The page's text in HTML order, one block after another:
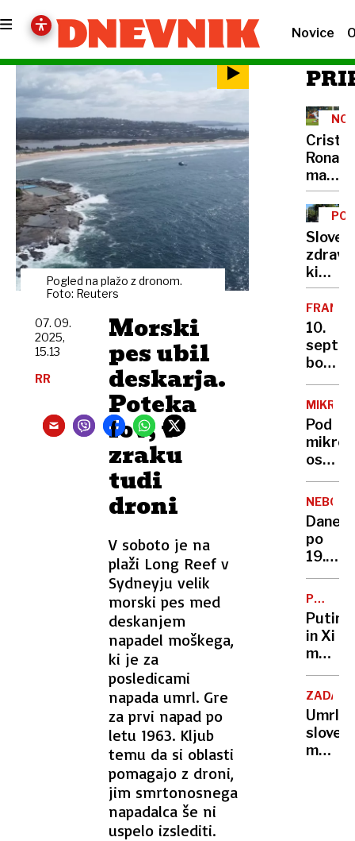
Novice
Pogled na plažo z dronom​.
Foto: Reuters
Morski
pes ubil
deskarja.
Poteka
lov, v
zraku
tudi
droni
V soboto je na
plaži Long Reef v
Sydneyju velik
morski pes med
deskanjem
napadel moškega,
ki je za
posledicami
napada umrl. Gre
za prvi napad po
letu 1963. Kljub
temu da si oblasti
pomagajo z droni,
jim smrtonosnega
napadalca še ni
uspelo izslediti.
07. 09.
2025,
15.13
RR
manjka
še
58
golov
do NA
ki
jezik
Strah
je
10.
bo
dan
D:
nova
Pod
slike
ki so
si
dom
našli
na
NEBO
Danes
po
19.
uri
bo
lunin
mrk:
točno
PO
Putin
in Xi
o
Kaj
pravi
ZADAR
Umrl